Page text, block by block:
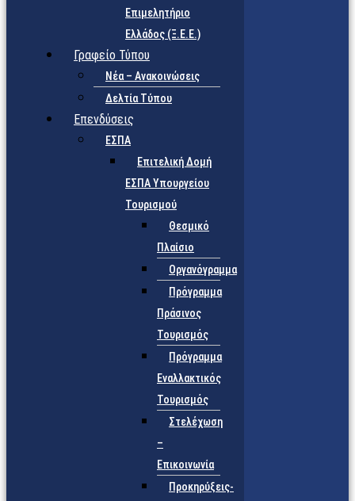
Επιμελητήριο
Ελλάδος (Ξ.Ε.Ε.)
Γραφείο Τύπου
Νέα – Ανακοινώσεις
Δελτία Τύπου
Επενδύσεις
ΕΣΠΑ
Επιτελική Δομή
ΕΣΠΑ Υπουργείου
Τουρισμού
Θεσμικό
Πλαίσιο
Οργανόγραμμα
Πρόγραμμα
Πράσινος
Τουρισμός
Πρόγραμμα
Εναλλακτικός
Τουρισμός
Στελέχωση
–
Επικοινωνία
Προκηρύξεις-